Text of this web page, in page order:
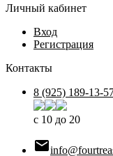
Личный кабинет
Вход
Регистрация
Контакты
8 (925) 189-13-
с 10 до 20
